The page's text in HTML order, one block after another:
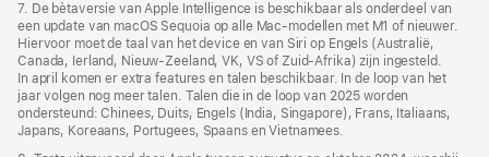
7. De bètaversie van Apple Intelligence is beschikbaar als onderdeel van
een update van macOS Sequoia op alle Mac-modellen met M1 of nieuwer.
Hiervoor moet de taal van het device en van Siri op Engels (Australië,
Canada, Ierland, Nieuw-Zeeland, VK, VS of Zuid-Afrika) zijn ingesteld.
In april komen er extra features en talen beschikbaar. In de loop van het
jaar volgen nog meer talen. Talen die in de loop van 2025 worden
ondersteund: Chinees, Duits, Engels (India, Singapore), Frans, Italiaans,
Japans, Koreaans, Portugees, Spaans en Vietnamees.